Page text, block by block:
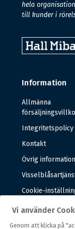
hela
till kunder i
Information
Allmänna
Integritetspolicy
Kontakt
Övrig information
Cookie-
Vi använder
Genom att klicka på